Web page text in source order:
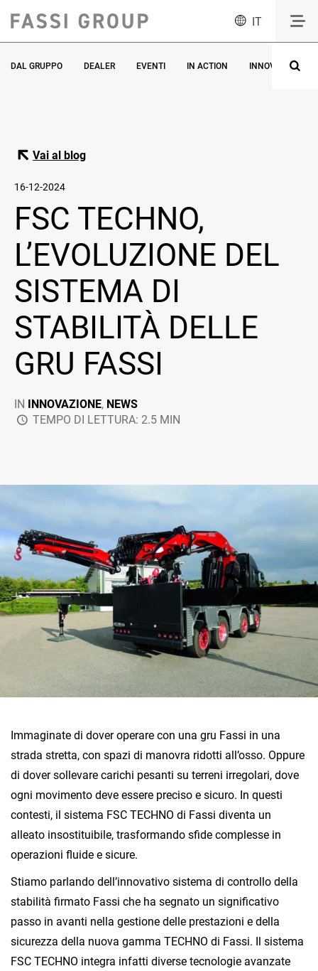
IT
DAL GRUPPO DEALER EVENTI IN ACTION INNOVAZIONE
Vai al blog
16-12-2024
FSC TECHNO,
L’EVOLUZIONE DEL
SISTEMA DI
STABILITÀ DELLE
GRU FASSI
IN INNOVAZIONE, NEWS
TEMPO DI LETTURA: 2.5 MIN
Immaginate di dover operare con una gru Fassi in una
strada stretta, con spazi di manovra ridotti all’osso. Oppure
di dover sollevare carichi pesanti su terreni irregolari, dove
ogni movimento deve essere preciso e sicuro. In questi
contesti, il sistema FSC TECHNO di Fassi diventa un
alleato insostituibile, trasformando sfide complesse in
operazioni fluide e sicure.
Stiamo parlando dell’innovativo sistema di controllo della
stabilità firmato Fassi che ha segnato un significativo
passo in avanti nella gestione delle prestazioni e della
sicurezza della nuova gamma TECHNO di Fassi. Il sistema
FSC TECHNO integra infatti diverse tecnologie avanzate